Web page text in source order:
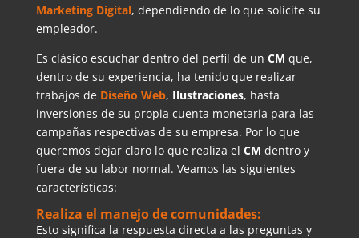
Marketing Digital, dependiendo de lo que solicite su
empleador.
Es clásico escuchar dentro del perfil de un CM que,
dentro de su experiencia, ha tenido que realizar
trabajos de Diseño Web, Ilustraciones, hasta
inversiones de su propia cuenta monetaria para las
campañas respectivas de su empresa. Por lo que
queremos dejar claro lo que realiza el CM dentro y
fuera de su labor normal. Veamos las siguientes
características:
Realiza el manejo de comunidades:
Esto significa la respuesta directa a las preguntas y